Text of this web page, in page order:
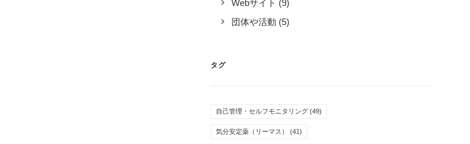
Webサイト (9)
団体や活動 (5)
タグ
自己管理・セルフモニタリング (49)
気分安定薬（リーマス） (41)